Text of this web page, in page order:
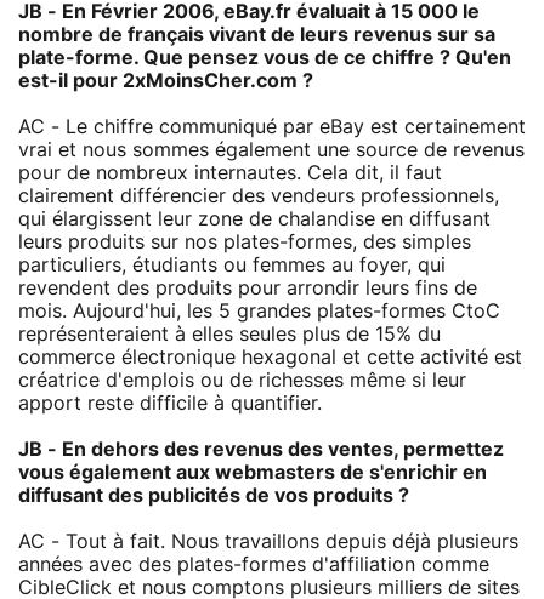
JB - En Février 2006, eBay.fr évaluait à 15 000 le
nombre de français vivant de leurs revenus sur sa
plate-forme. Que pensez vous de ce chiffre ? Qu'en
est-il pour 2xMoinsCher.com ?
AC - Le chiffre communiqué par eBay est certainement
vrai et nous sommes également une source de revenus
pour de nombreux internautes. Cela dit, il faut
clairement différencier des vendeurs professionnels,
qui élargissent leur zone de chalandise en diffusant
leurs produits sur nos plates-formes, des simples
particuliers, étudiants ou femmes au foyer, qui
revendent des produits pour arrondir leurs fins de
mois. Aujourd'hui, les 5 grandes plates-formes CtoC
représenteraient à elles seules plus de 15% du
commerce électronique hexagonal et cette activité est
créatrice d'emplois ou de richesses même si leur
apport reste difficile à quantifier.
JB - En dehors des revenus des ventes, permettez
vous également aux webmasters de s'enrichir en
diffusant des publicités de vos produits ?
AC - Tout à fait. Nous travaillons depuis déjà plusieurs
années avec des plates-formes d'affiliation comme
CibleClick et nous comptons plusieurs milliers de sites